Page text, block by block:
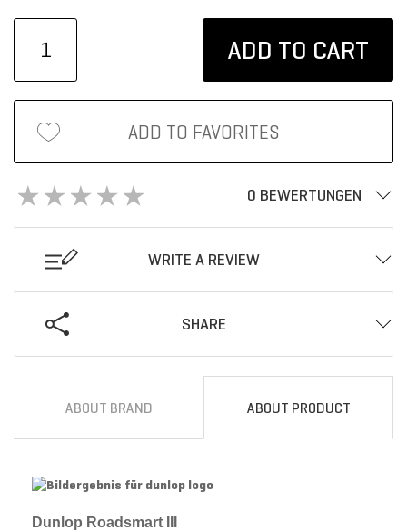
ADD TO CART
ADD TO FAVORITES
0 BEWERTUNGEN
WRITE A REVIEW
SHARE
ABOUT BRAND ABOUT PRODUCT
Dunlop Roadsmart III